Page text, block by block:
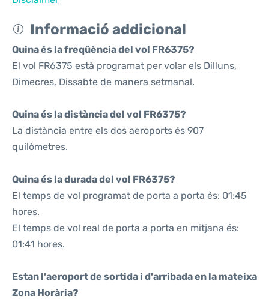
Informació addicional
Quina és la freqüència del vol FR6375?
El vol FR6375 està programat per volar els Dilluns,
Dimecres, Dissabte de manera setmanal.
Quina és la distància del vol FR6375?
La distància entre els dos aeroports és 907
quilòmetres.
Quina és la durada del vol FR6375?
El temps de vol programat de porta a porta és: 01:45
hores.
El temps de vol real de porta a porta en mitjana és:
01:41 hores.
Estan l'aeroport de sortida i d'arribada en la mateixa
Zona Horària?